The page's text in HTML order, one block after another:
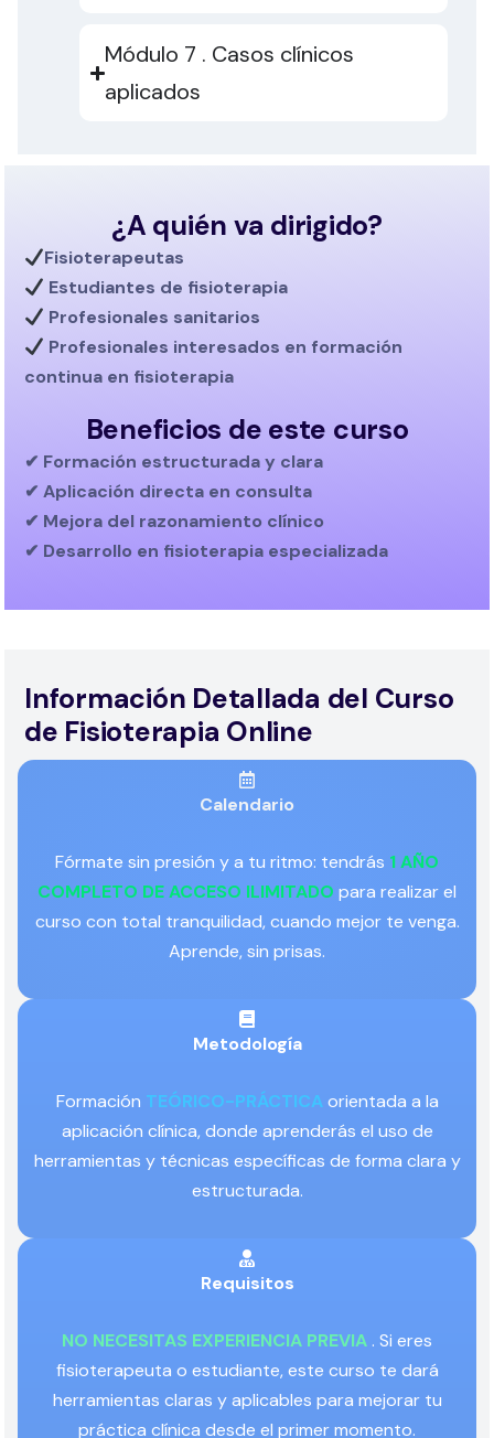
Módulo 7 . Casos clínicos
aplicados
¿A quién va dirigido?
Fisioterapeutas
Estudiantes de fisioterapia
Profesionales sanitarios
Profesionales interesados en formación
continua en fisioterapia
Beneficios de este curso
✔ Formación estructurada y clara
✔ Aplicación directa en consulta
✔ Mejora del razonamiento clínico
✔ Desarrollo en fisioterapia especializada
Información Detallada del Curso
de Fisioterapia Online
Calendario
Fórmate sin presión y a tu ritmo: tendrás 1 AÑO
COMPLETO DE ACCESO ILIMITADO para realizar el
curso con total tranquilidad, cuando mejor te venga.
Aprende, sin prisas.
Metodología
Formación TEÓRICO-PRÁCTICAorientada a la
aplicación clínica, donde aprenderás el uso de
herramientas y técnicas específicas de forma clara y
estructurada.
Requisitos
NO NECESITAS EXPERIENCIA PREVIA . Si eres
fisioterapeuta o estudiante, este curso te dará
herramientas claras y aplicables para mejorar tu
práctica clínica desde el primer momento.